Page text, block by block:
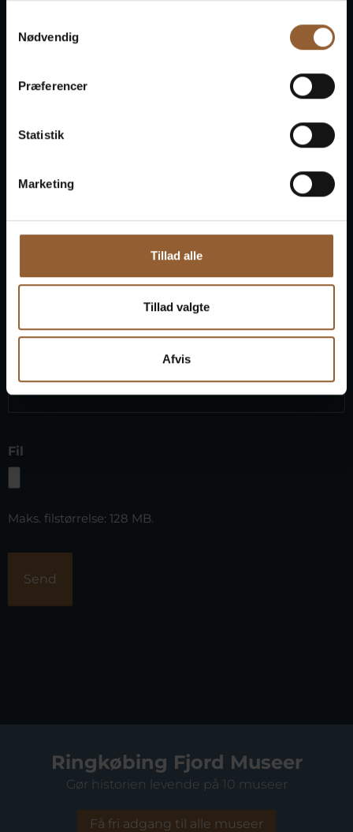
Nødvendig
Præferencer
Statistik
Marketing
Tillad alle
Tillad valgte
Afvis
Fil
Maks. filstørrelse: 128 MB.
Ringkøbing Fjord Museer
Gør historien levende på 10 museer
Få fri adgang til alle museer